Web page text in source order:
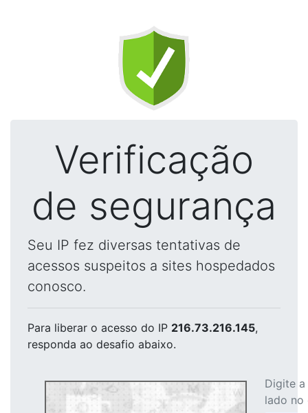
Verificação
de segurança
Seu IP fez diversas tentativas de
acessos suspeitos a sites hospedados
conosco.
Para liberar o acesso do IP 216.73.216.145,
responda ao desafio abaixo.
Digite
lado no